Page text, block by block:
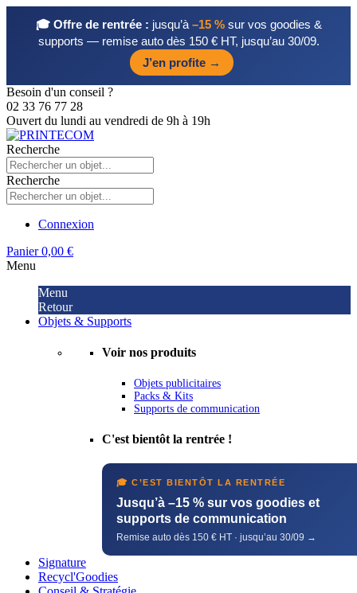
🎓 Offre de rentrée : jusqu’à –15 %sur vos goodies &
supports — remise auto dès 150 € HT, jusqu’au 30/09.
J’en profite →
Besoin d'un conseil ?
02 33 76 77 28
Ouvert du lundi au vendredi de 9h à 19h
Recherche
Recherche
Connexion
Panier 0,00 €
Menu
Menu
Retour
Objets & Supports
Voir nos produits
Objets publicitaires
Packs & Kits
Supports de communication
C'est bientôt la rentrée !
🎓 C’EST BIENTÔT LA RENTRÉE
Jusqu’à –15 % sur vos goodies et
supports de communication
Remise auto dès 150 € HT · jusqu’au 30/09 →
Signature
Recycl'Goodies